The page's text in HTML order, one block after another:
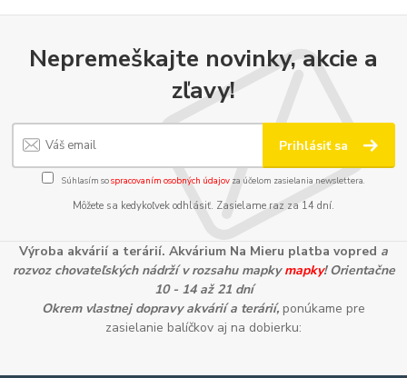
Nepremeškajte novinky, akcie a
zľavy!
Prihlásiť sa
Súhlasím sospracovaním osobných údajov za účelom zasielania newslettera.
Môžete sa kedykoľvek odhlásiť. Zasielame raz za 14 dní.
Výroba akvárií a terárií. Akvárium Na Mieru platba vopred a
rozvoz chovateľských nádrží v rozsahu mapkymapky! Orientačne
10 - 14 až 21 dní
Okrem vlastnej dopravy akvárií a terárií, ponúkame pre
zasielanie balíčkov aj na dobierku: